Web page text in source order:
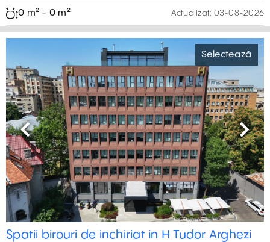
0 m² - 0 m² Actualizat: 03-08-2026
Selectează
Previous Next
Spatii birouri de inchiriat in H Tudor Arghezi